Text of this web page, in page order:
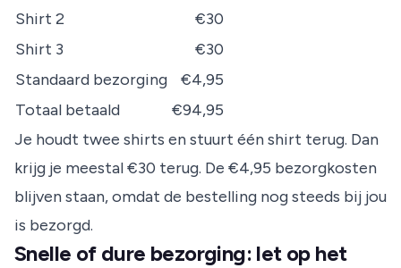
Shirt 2
€30
Shirt 3
€30
Standaard bezorging
€4,95
Totaal betaald
€94,95
Je houdt twee shirts en stuurt één shirt terug. Dan
krijg je meestal €30 terug. De €4,95 bezorgkosten
blijven staan, omdat de bestelling nog steeds bij jou
is bezorgd.
Snelle of dure bezorging: let op het